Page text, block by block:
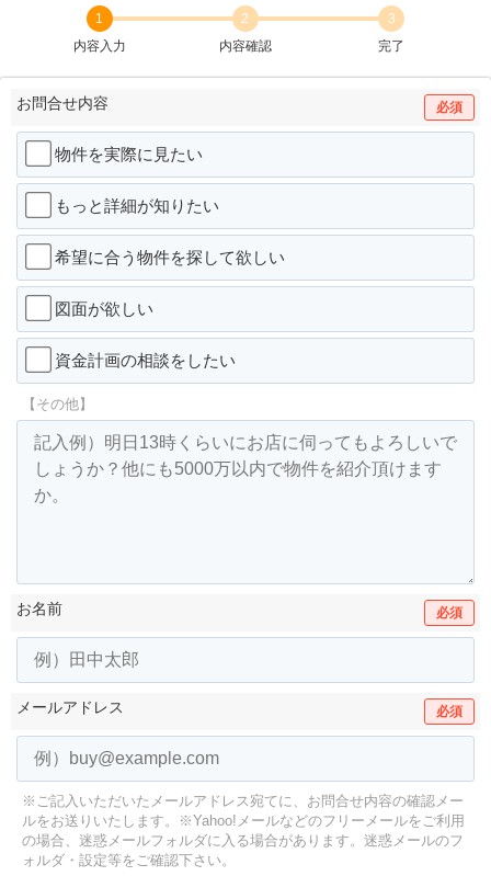
1
内容入力
2
内容確認
3
完了
お問合せ内容 必須
物件を実際に見たい
もっと詳細が知りたい
希望に合う物件を探して欲しい
図面が欲しい
資金計画の相談をしたい
【その他】
お名前 必須
メールアドレス 必須
※ご記入いただいたメールアドレス宛てに、お問合せ内容の確認メー
ルをお送りいたします。
※Yahoo!メールなどのフリーメールをご利用
の場合、迷惑メールフォルダに入る場合があります。 迷惑メールのフ
ォルダ・設定等をご確認下さい。